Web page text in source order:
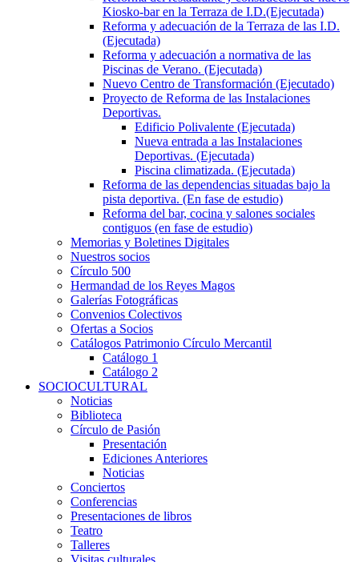
Kiosko-bar en la Terraza de I.D.(Ejecutada)
Reforma y adecuación de la Terraza de las I.D.
(Ejecutada)
Reforma y adecuación a normativa de las
Piscinas de Verano. (Ejecutada)
Nuevo Centro de Transformación (Ejecutado)
Proyecto de Reforma de las Instalaciones
Deportivas.
Edificio Polivalente (Ejecutada)
Nueva entrada a las Instalaciones
Deportivas. (Ejecutada)
Piscina climatizada. (Ejecutada)
Reforma de las dependencias situadas bajo la
pista deportiva. (En fase de estudio)
Reforma del bar, cocina y salones sociales
contiguos (en fase de estudio)
Memorias y Boletines Digitales
Nuestros socios
Círculo 500
Hermandad de los Reyes Magos
Galerías Fotográficas
Convenios Colectivos
Ofertas a Socios
Catálogos Patrimonio Círculo Mercantil
Catálogo 1
Catálogo 2
SOCIOCULTURAL
Noticias
Biblioteca
Círculo de Pasión
Presentación
Ediciones Anteriores
Noticias
Conciertos
Conferencias
Presentaciones de libros
Teatro
Talleres
Visitas culturales